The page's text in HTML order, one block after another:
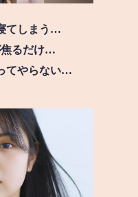
てしまう…
焦るだけ…
てやらない…